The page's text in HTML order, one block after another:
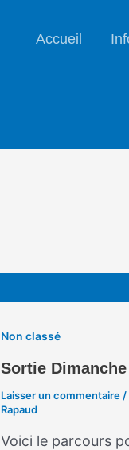
Accueil
Non classé
Sortie
Laisser un commentaire/
Rapaud
Voici le parcours